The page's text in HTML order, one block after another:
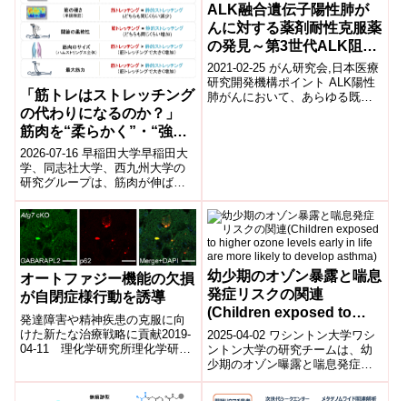
「筋トレはストレッチング
の代わりになるのか？」
筋肉を“柔らかく”・“強
く”・“大きく“する一石三
鳥の新たな筋トレ法 —
2026-07-16 早稲田大学早稲田大
学、同志社大学、西九州大学の
研究グループは、筋肉が伸ばさ
れた状態で力を発揮する筋力ト
レーニング「筋トレッチング」
が、静的...
ALK融合遺伝子陽性肺が
んに対する薬剤耐性克服薬
の発見～第3世代ALK阻害
薬耐性の克服を目指す～
2021-02-25 がん研究会,日本医療
研究開発機構ポイント ALK陽性
肺がんにおいて、あらゆる既承
オートファジー機能の欠損
が自閉症様行動を誘導
発達障害や精神疾患の克服に向
けた新たな治療戦略に貢献2019-
04-11 理化学研究所理化学研究
幼少期のオゾン暴露と喘息
発症リスクの関連
(Children exposed to
higher ozone levels early
in life are more likely to
develop asthma)
2025-04-02 ワシントン大学​ワシ
ントン大学の研究チームは、幼
少期のオゾン曝露と喘息発症リ
スクの関連性を調査しました。​
1,118人の子供を対象にしたこ...